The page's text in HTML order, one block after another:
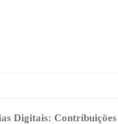
Digitais: